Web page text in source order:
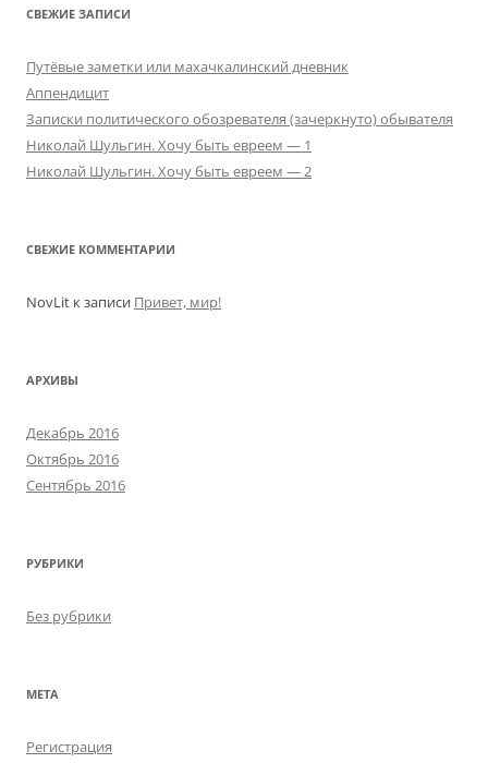
СВЕЖИЕ ЗАПИСИ
Путёвые заметки или махачкалинский дневник
Аппендицит
Записки политического обозревателя (зачеркнуто) обывателя
Николай Шульгин. Хочу быть евреем — 1
Николай Шульгин. Хочу быть евреем — 2
СВЕЖИЕ КОММЕНТАРИИ
NovLit к записи Привет, мир!
АРХИВЫ
Декабрь 2016
Октябрь 2016
Сентябрь 2016
РУБРИКИ
Без рубрики
МЕТА
Регистрация